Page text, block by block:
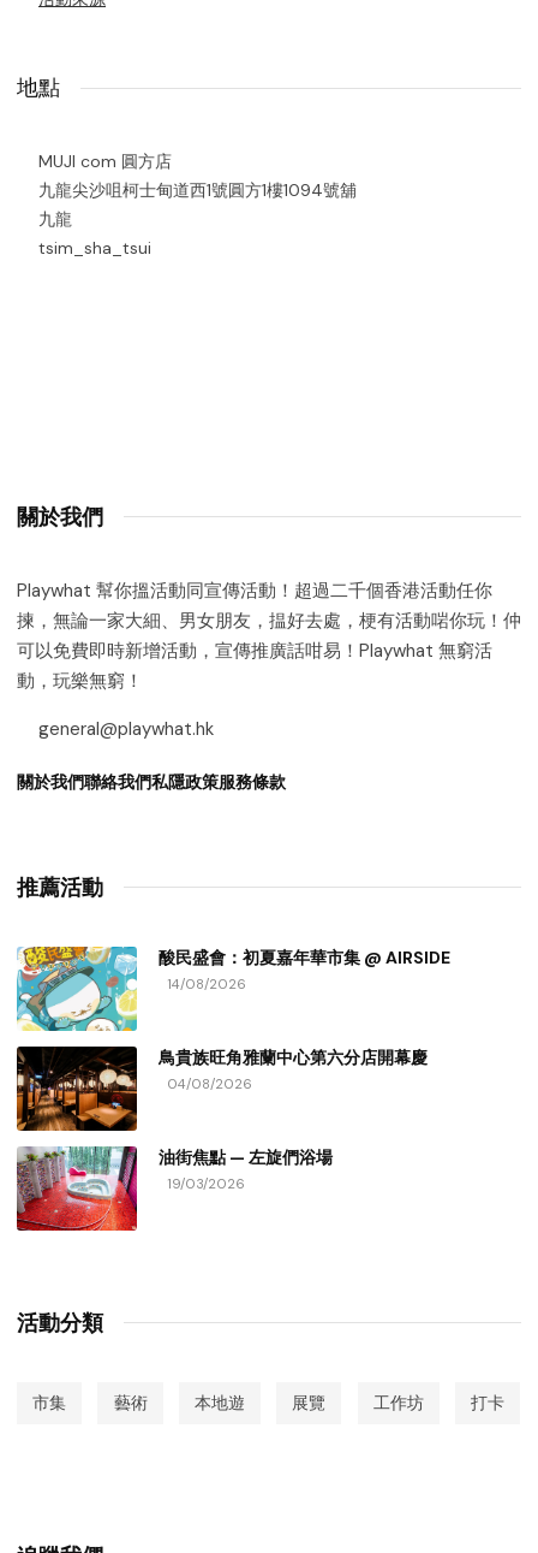
地點
MUJI com 圓方店
九龍尖沙咀柯士甸道西1號圓方1樓1094號舖
九龍
tsim_sha_tsui
關於我們
Playwhat 幫你搵活動同宣傳活動！超過二千個香港活動任你
揀，無論一家大細、男女朋友，揾好去處，梗有活動啱你玩！仲
可以免費即時新增活動，宣傳推廣話咁易！Playwhat 無窮活
動，玩樂無窮！
general@playwhat.hk
關於我們聯絡我們私隱政策服務條款
推薦活動
酸民盛會：初夏嘉年華市集 @ AIRSIDE
14/08/2026
鳥貴族旺角雅蘭中心第六分店開幕慶
04/08/2026
油街焦點 — 左旋們浴場
19/03/2026
活動分類
市集 藝術 本地遊 展覽 工作坊 打卡